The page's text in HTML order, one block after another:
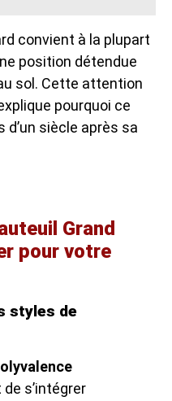
convient à la plupart
position détendue
sol. Cette attention
pourquoi ce
siècle après sa
Grand
pour votre
styles de
s’intégrer